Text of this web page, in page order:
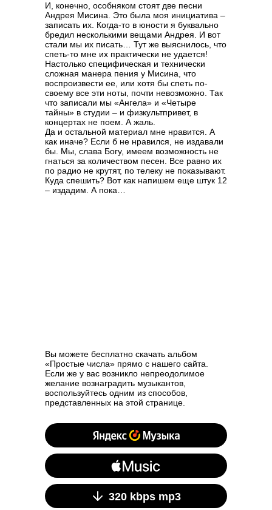
И, конечно, особняком стоят две песни
Андрея Мисина. Это была моя инициатива –
записать их. Когда-то в юности я буквально
бредил несколькими вещами Андрея. И вот
стали мы их писать… Тут же выяснилось, что
спеть-то мне их практически не удается!
Настолько специфическая и технически
сложная манера пения у Мисина, что
воспроизвести ее, или хотя бы спеть по-
своему все эти ноты, почти невозможно. Так
что записали мы «Ангела» и «Четыре
тайны» в студии – и физкультпривет, в
концертах не поем. А жаль.
Да и остальной материал мне нравится. А
как иначе? Если б не нравился, не издавали
бы. Мы, слава Богу, имеем возможность не
гнаться за количеством песен. Все равно их
по радио не крутят, по телеку не показывают.
Куда спешить? Вот как напишем еще штук 12
– издадим. А пока…
Вы можете бесплатно скачать альбом
«Простые числа» прямо с нашего сайта.
Если же у вас возникло непреодолимое
желание вознаградить музыкантов,
воспользуйтесь одним из способов,
представленных на этой странице.
320 kbps mp3